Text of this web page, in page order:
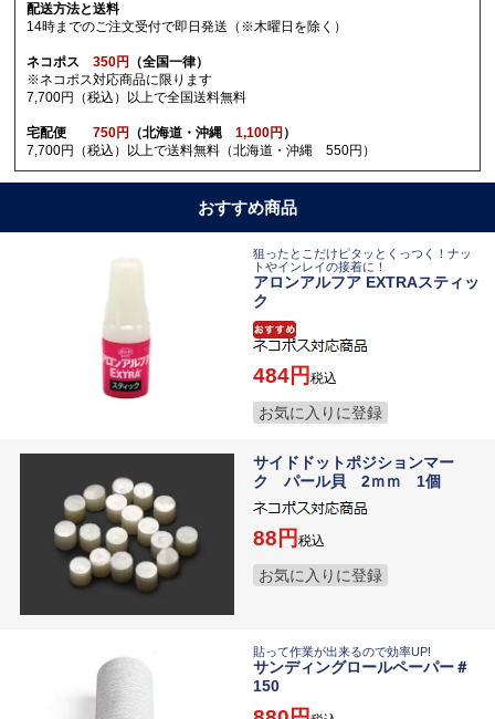
配送方法と送料
14時までのご注文受付で即日発送（※木曜日を除く）
ネコポス350円
（全国一律）
※ネコポス対応商品に限ります
7,700円（税込）以上で全国送料無料
宅配便750円 （北海道・沖縄1,100円 ）
7,700円（税込）以上で送料無料（北海道・沖縄 550円）
おすすめ商品
狙ったとこだけピタッとくっつく！ナッ
トやインレイの接着に！
アロンアルフア EXTRAスティッ
ク
484 税込
お気に入りに登録
サイドドットポジションマー
ク パール貝 2ｍｍ 1個
88 税込
お気に入りに登録
貼って作業が出来るので効率UP!
サンディングロールペーパー＃
150